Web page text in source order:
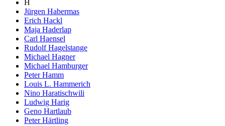
H
Jürgen Habermas
Erich Hackl
Maja Haderlap
Carl Haensel
Rudolf Hagelstange
Michael Hagner
Michael Hamburger
Peter Hamm
Louis L. Hammerich
Nino Haratischwili
Ludwig Harig
Geno Hartlaub
Peter Härtling